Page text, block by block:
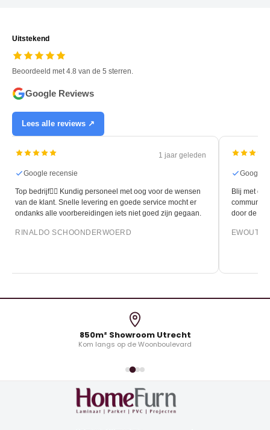
Uitstekend
Beoordeeld met 4.8 van de 5 sterren.
Google Reviews
Lees alle reviews ↗
1 jaar geleden
Google recensie
Top bedrijf👍🏻 Kundig personeel met oog voor de wensen
van de klant. Snelle levering en goede service mocht er
ondanks alle voorbereidingen iets niet goed zijn gegaan.
RINALDO SCHOONDERWOERD
Google
Blij met de
door de
EWOUT
850m² Showroom Utrecht
Kom langs op de Woonboulevard